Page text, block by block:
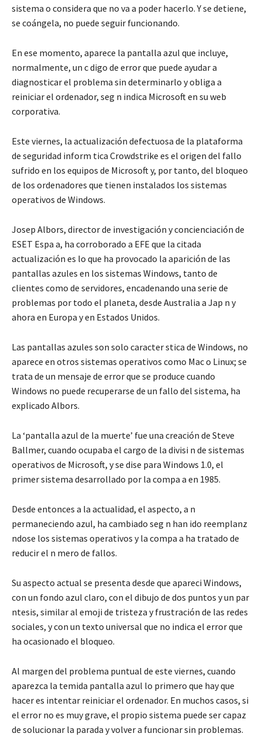
sistema o considera que no va a poder hacerlo. Y se detiene,
se coángela, no puede seguir funcionando.
En ese momento, aparece la pantalla azul que incluye,
normalmente, un c digo de error que puede ayudar a
diagnosticar el problema sin determinarlo y obliga a
reiniciar el ordenador, seg n indica Microsoft en su web
corporativa.
Este viernes, la actualización defectuosa de la plataforma
de seguridad inform tica Crowdstrike es el origen del fallo
sufrido en los equipos de Microsoft y, por tanto, del bloqueo
de los ordenadores que tienen instalados los sistemas
operativos de Windows.
Josep Albors, director de investigación y concienciación de
ESET Espa a, ha corroborado a EFE que la citada
actualización es lo que ha provocado la aparición de las
pantallas azules en los sistemas Windows, tanto de
clientes como de servidores, encadenando una serie de
problemas por todo el planeta, desde Australia a Jap n y
ahora en Europa y en Estados Unidos.
Las pantallas azules son solo caracter stica de Windows, no
aparece en otros sistemas operativos como Mac o Linux; se
trata de un mensaje de error que se produce cuando
Windows no puede recuperarse de un fallo del sistema, ha
explicado Albors.
La ‘pantalla azul de la muerte’ fue una creación de Steve
Ballmer, cuando ocupaba el cargo de la divisi n de sistemas
operativos de Microsoft, y se dise para Windows 1.0, el
primer sistema desarrollado por la compa a en 1985.
Desde entonces a la actualidad, el aspecto, a n
permaneciendo azul, ha cambiado seg n han ido reemplanz
ndose los sistemas operativos y la compa a ha tratado de
reducir el n mero de fallos.
Su aspecto actual se presenta desde que apareci Windows,
con un fondo azul claro, con el dibujo de dos puntos y un par
ntesis, similar al emoji de tristeza y frustración de las redes
sociales, y con un texto universal que no indica el error que
ha ocasionado el bloqueo.
Al margen del problema puntual de este viernes, cuando
aparezca la temida pantalla azul lo primero que hay que
hacer es intentar reiniciar el ordenador. En muchos casos, si
el error no es muy grave, el propio sistema puede ser capaz
de solucionar la parada y volver a funcionar sin problemas.